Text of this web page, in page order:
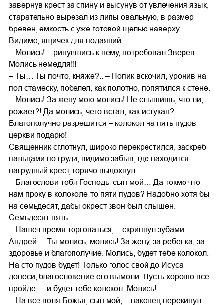
завернув крест за спину и высунув от увлечения язык,
старательно вырезал из липы овальную, в размер
бревен, емкость с уже готовой щелью наверху.
Видимо, ящичек для подаяний.
– Молись! – ринувшись к нему, потребовал Зверев. –
Молись немедля!!!
– Ты… Ты почто, княже?.. – Попик вскочил, уронив на
пол стамеску, побелел, как полотно, попятился к стене.
– Молись! За жену мою молись! Не слышишь, что ли,
рожает?! Да молись, чего встал, как истукан?
Благополучно разрешится – колокол на пять пудов
церкви подарю!
Священник сглотнул, широко перекрестился, заскреб
пальцами по груди, видимо забыв, где находится
нагрудный крест, горячо выдохнул:
– Благослови тебя Господь, сын мой… Да токмо что
нам проку в колоколе-то пяти пудов? Надобно хотя бы
на семьдесят, дабы окрест звон был слышен.
Семьдесят пять…
– Нашел время торговаться, – скрипнул зубами
Андрей. – Ты молись, молись! За жену, за ребенка, за
здоровье и благополучие. Молись, будет тебе колокол.
На сто пудов будет! Только голос свой до Исуса
донеси, благословение его вымоли. Пусть хорошо все
пройдет – и будет тебе колокол. Молись!
– На все воля Божья, сын мой, – наконец перекинул